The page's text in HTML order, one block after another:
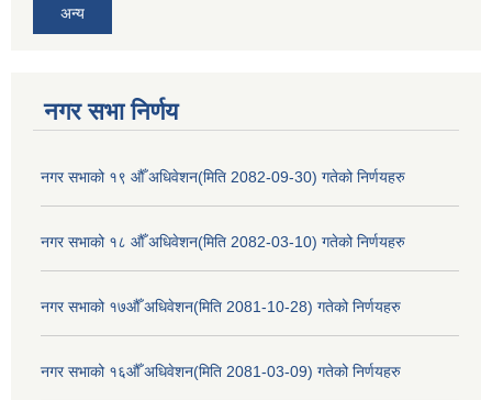
अन्य
नगर सभा निर्णय
नगर सभाको १९ औँ अधिवेशन(मिति 2082-09-30) गतेको निर्णयहरु
नगर सभाको १८ औँ अधिवेशन(मिति 2082-03-10) गतेको निर्णयहरु
नगर सभाको १७औँ अधिवेशन(मिति 2081-10-28) गतेको निर्णयहरु
नगर सभाको १६औँ अधिवेशन(मिति 2081-03-09) गतेको निर्णयहरु